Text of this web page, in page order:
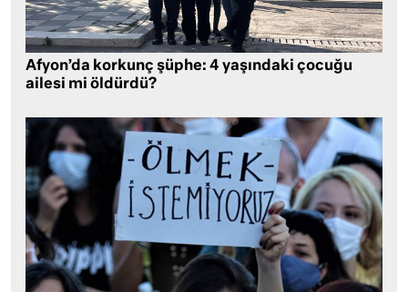
Afyon’da korkunç şüphe: 4 yaşındaki çocuğu
ailesi mi öldürdü?